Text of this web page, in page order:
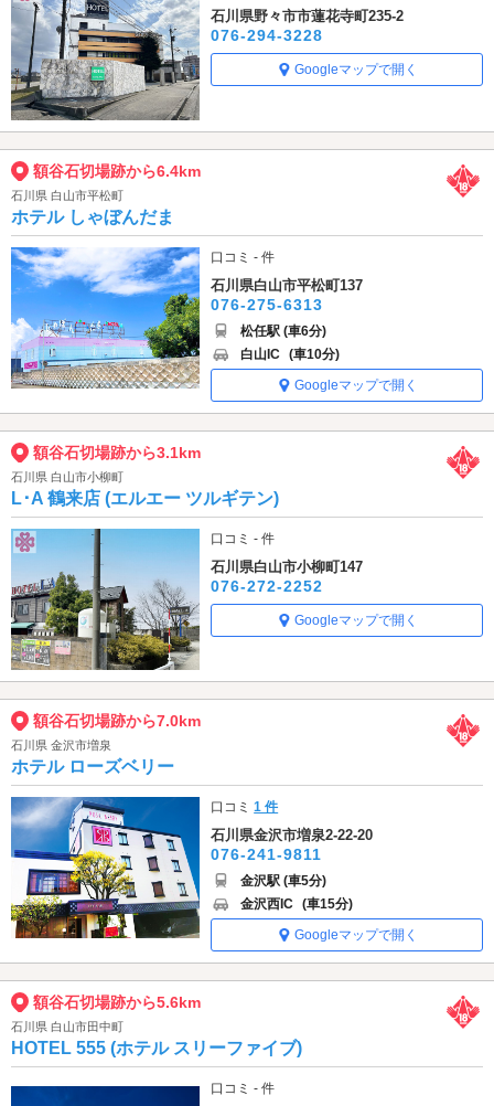
石川県野々市市蓮花寺町235-2
076-294-3228
Googleマップで開く
額谷石切場跡から6.4km
石川県 白山市平松町
ホテル しゃぼんだま
口コミ - 件
石川県白山市平松町137
076-275-6313
松任駅 (車6分)
白山IC (車10分)
Googleマップで開く
額谷石切場跡から3.1km
石川県 白山市小柳町
L･A 鶴来店 (エルエー ツルギテン)
口コミ - 件
石川県白山市小柳町147
076-272-2252
Googleマップで開く
額谷石切場跡から7.0km
石川県 金沢市増泉
ホテル ローズベリー
口コミ1 件
石川県金沢市増泉2-22-20
076-241-9811
金沢駅 (車5分)
金沢西IC (車15分)
Googleマップで開く
額谷石切場跡から5.6km
石川県 白山市田中町
HOTEL 555 (ホテル スリーファイブ)
口コミ - 件